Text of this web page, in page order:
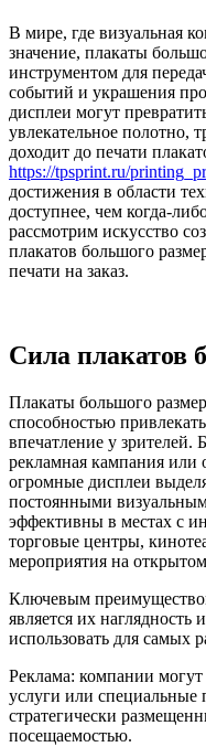
В мире, где визуальная
значение, плакаты
инструментом для
событий и украшения
дисплеи могут
увлекательное полотно,
доходит до печати
https://tpsprint.ru/
достижения в области
доступнее, чем когда-
рассмотрим искусство
плакатов большого
печати на заказ.
Сила плакатов
Плакаты большого
способностью
впечатление у зрителей.
рекламная кампания или
огромные дисплеи
постоянными
эффективны в местах с
торговые центры,
мероприятия на
Ключевым
является их
использовать для самых
Реклама: компании
услуги или специальные
стратегически
посещаемостью.